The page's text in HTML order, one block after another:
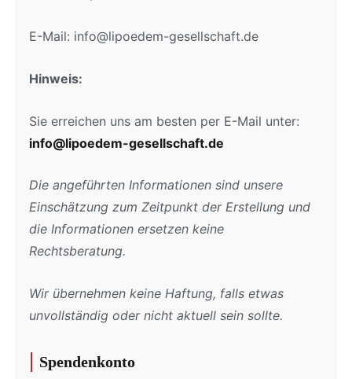
E-Mail: info@lipoedem-gesellschaft.de
Hinweis:
Sie erreichen uns am besten per E-Mail unter:
info@lipoedem-gesellschaft.de
Die angeführten Informationen sind unsere
Einschätzung zum Zeitpunkt der Erstellung und
die Informationen ersetzen keine
Rechtsberatung.
Wir übernehmen keine Haftung, falls etwas
unvollständig oder nicht aktuell sein sollte.
Spendenkonto